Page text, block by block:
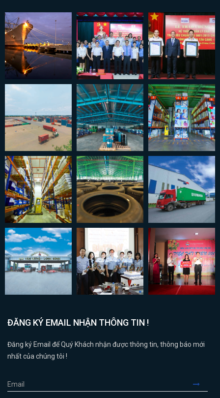
ĐĂNG KÝ EMAIL NHẬN THÔNG TIN !
Đăng ký Email để Quý Khách nhận được thông tin, thông báo mới
nhất của chúng tôi !